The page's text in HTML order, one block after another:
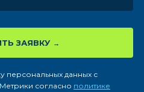
ЗАЯВКУ
персональных данных с
согласно политике